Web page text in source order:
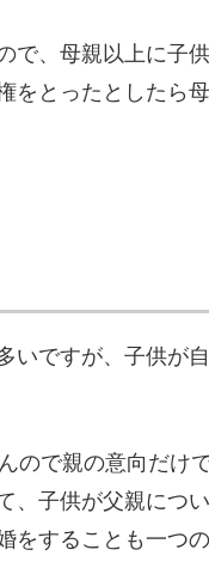
で、母親以上に子供
をとったとしたら母
いですが、子供が自
ので親の意向だけ
、子供が父親につい
をすることも一つの